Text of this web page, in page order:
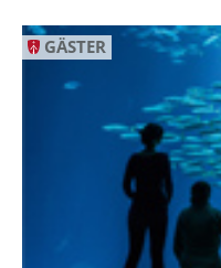
GÄSTER